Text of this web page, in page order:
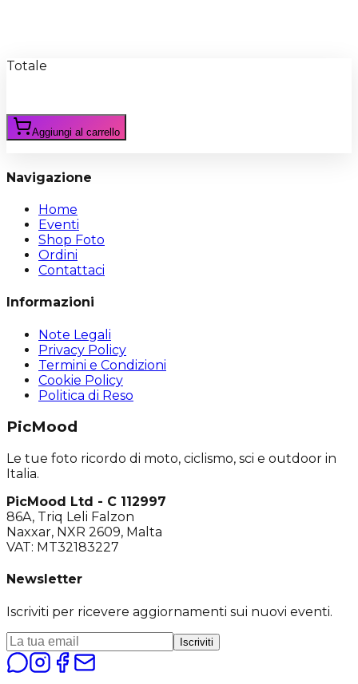
Totale
Aggiungi al carrello
Navigazione
Home
Eventi
Shop Foto
Ordini
Contattaci
Informazioni
Note Legali
Privacy Policy
Termini e Condizioni
Cookie Policy
Politica di Reso
PicMood
Le tue foto ricordo di moto, ciclismo, sci e outdoor in
Italia.
PicMood Ltd - C 112997
86A, Triq Leli Falzon
Naxxar, NXR 2609, Malta
VAT: MT32183227
Newsletter
Iscriviti per ricevere aggiornamenti sui nuovi eventi.
Iscriviti